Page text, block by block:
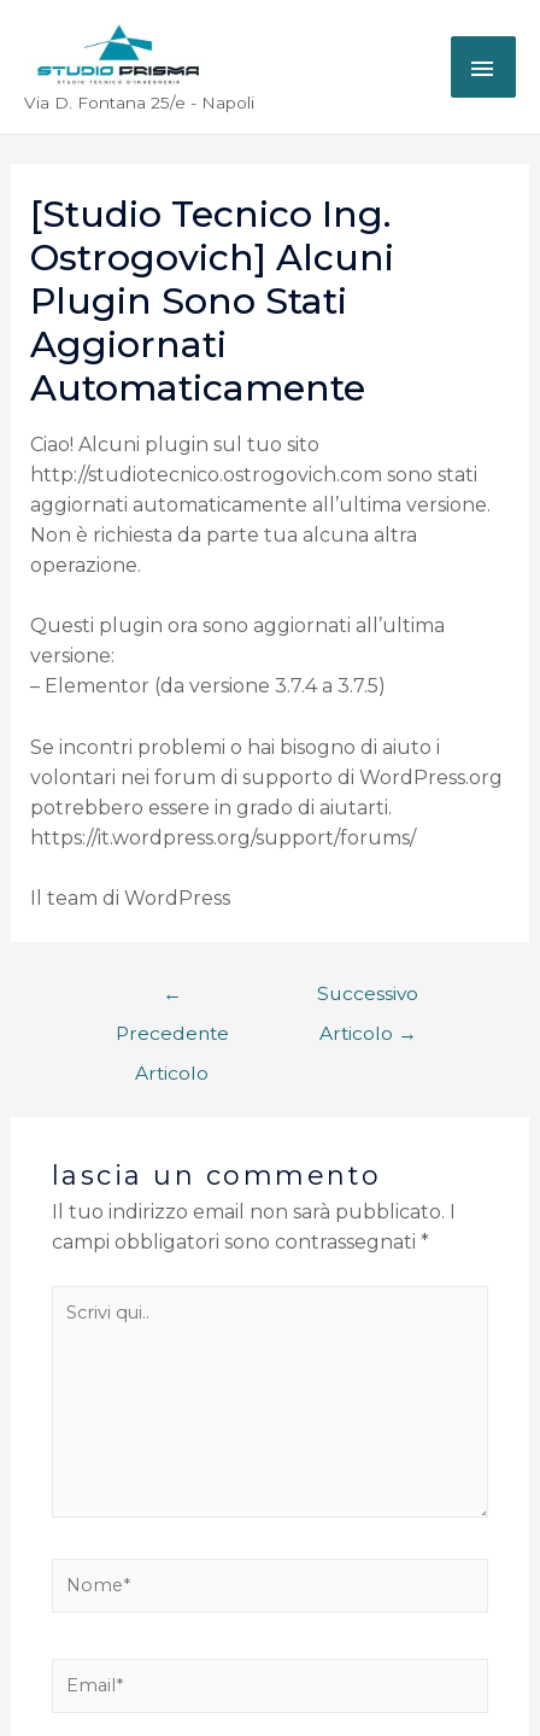
Via D. Fontana 25/e - Napoli
[Studio Tecnico Ing.
Ostrogovich] Alcuni
Plugin Sono Stati
Aggiornati
Automaticamente
Ciao! Alcuni plugin sul tuo sito
http://studiotecnico.ostrogovich.com sono stati
aggiornati automaticamente all’ultima versione.
Non è richiesta da parte tua alcuna altra
operazione.
Questi plugin ora sono aggiornati all’ultima
versione:
– Elementor (da versione 3.7.4 a 3.7.5)
Se incontri problemi o hai bisogno di aiuto i
volontari nei forum di supporto di WordPress.org
potrebbero essere in grado di aiutarti.
https://it.wordpress.org/support/forums/
Il team di WordPress
←
Precedente
Articolo
Successivo
Articolo →
lascia un commento
Il tuo indirizzo email non sarà pubblicato.
campi obbligatori sono contrassegnati *